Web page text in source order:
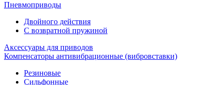
Пневмоприводы
Двойного действия
С возвратной пружиной
Аксессуары для приводов
Компенсаторы антивибрационные (вибровставки)
Резиновые
Сильфонные